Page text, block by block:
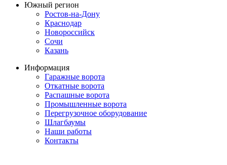
Южный регион
Ростов-на-Дону
Краснодар
Новороссийск
Сочи
Казань
Информация
Гаражные ворота
Откатные ворота
Распашные ворота
Промышленные ворота
Перегрузочное оборудование
Шлагбаумы
Наши работы
Контакты